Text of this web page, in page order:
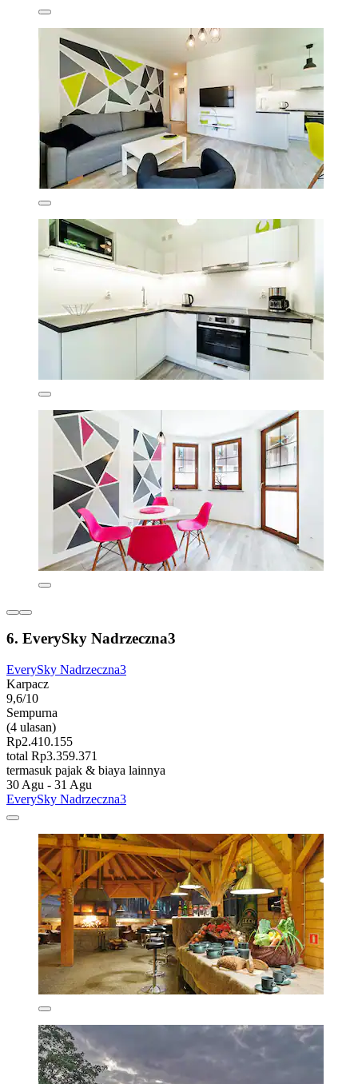
6. EverySky Nadrzeczna3
EverySky Nadrzeczna3
Karpacz
9,6/10
Sempurna
(4 ulasan)
Rp2.410.155
total Rp3.359.371
termasuk pajak & biaya lainnya
30 Agu - 31 Agu
EverySky Nadrzeczna3